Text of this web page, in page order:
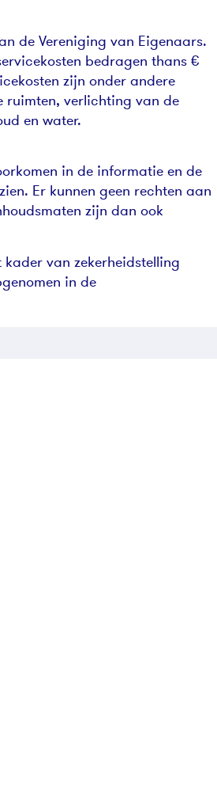
de Vereniging van Eigenaars.
bedragen thans €
zijn onder andere
ruimten, verlichting van de
en water.
in de informatie en de
Er kunnen geen rechten aan
zijn dan ook
van zekerheidstelling
in de